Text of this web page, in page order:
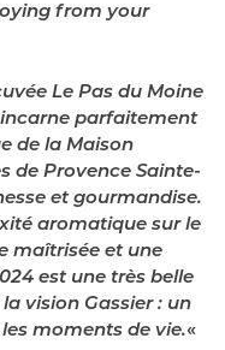
from your
Le Pas du Moine
incarne parfaitement
de la Maison
de Provence Sainte-
et gourmandise.
aromatique sur le
maîtrisée et une
est une très belle
vision Gassier : un
moments de vie.«